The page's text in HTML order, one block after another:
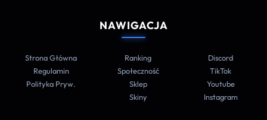
NAWIGACJA
Strona Główna
Regulamin
Polityka Pryw.
Ranking
Społeczność
Sklep
Skiny
Discord
TikTok
Youtube
Instagram